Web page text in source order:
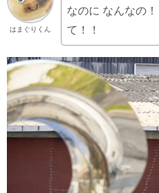
はまぐりくん
なのに なんなの
て！！